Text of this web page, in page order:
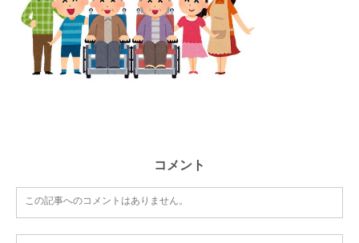
コメント
この記事へのコメントはありません。